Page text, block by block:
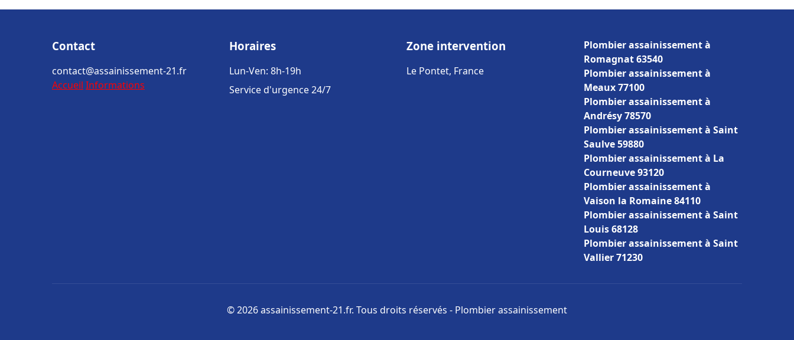
Contact
contact@assainissement-21.fr
Accueil Informations
Horaires
Lun-Ven: 8h-19h
Service d'urgence 24/7
Zone intervention
Le Pontet, France
Plombier assainissement à
Romagnat 63540
Plombier assainissement à
Meaux 77100
Plombier assainissement à
Andrésy 78570
Plombier assainissement à Saint
Saulve 59880
Plombier assainissement à La
Courneuve 93120
Plombier assainissement à
Vaison la Romaine 84110
Plombier assainissement à Saint
Louis 68128
Plombier assainissement à Saint
Vallier 71230
© 2026 assainissement-21.fr. Tous droits réservés - Plombier assainissement